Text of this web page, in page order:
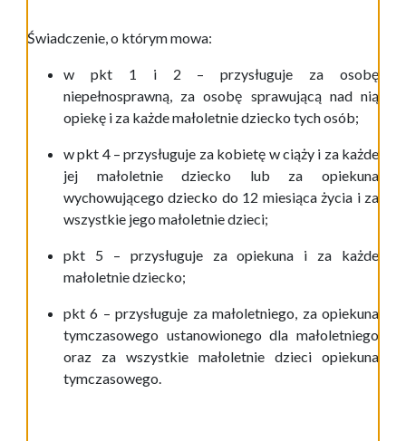
Świadczenie, o którym mowa:
w pkt 1 i 2 – przysługuje za osobę
niepełnosprawną, za osobę sprawującą nad nią
opiekę i za każde małoletnie dziecko tych osób;
w pkt 4 – przysługuje za kobietę w ciąży i za każde
jej małoletnie dziecko lub za opiekuna
wychowującego dziecko do 12 miesiąca życia i za
wszystkie jego małoletnie dzieci;
pkt 5 – przysługuje za opiekuna i za każde
małoletnie dziecko;
pkt 6 – przysługuje za małoletniego, za opiekuna
tymczasowego ustanowionego dla małoletniego
oraz za wszystkie małoletnie dzieci opiekuna
tymczasowego.